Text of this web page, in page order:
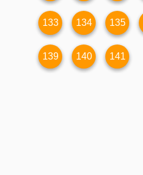
133 134 135
139 140 141